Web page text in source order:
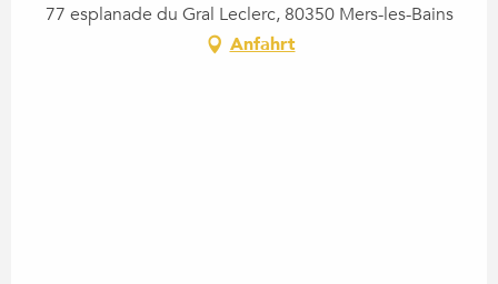
77 esplanade du Gral Leclerc, 80350 Mers-les-Bains
Anfahrt